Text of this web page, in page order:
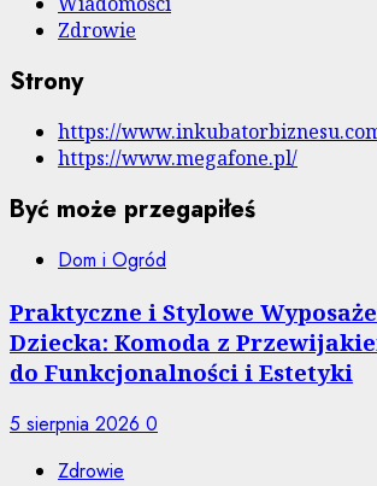
Zdrowie
Strony
https://
https://www.megafone.pl/
Być może przegapiłeś
Dom i Ogród
Praktyczne i Stylowe
Dziecka: Komoda z
do Funkcjonalności i Estetyki
5 sierpnia 2026 0
Zdrowie